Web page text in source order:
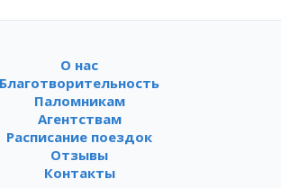
О нас
Благотворительность
Паломникам
Агентствам
Расписание поездок
Отзывы
Контакты